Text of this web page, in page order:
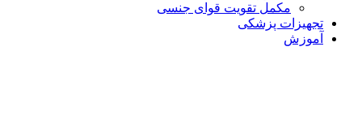
مکمل تقویت قوای جنسی
تجهیزات پزشکی
آموزش